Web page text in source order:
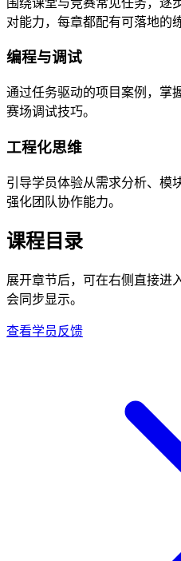
对能力，每章都配有可落地的
编程与调试
通过任务驱动的项目案例，掌
赛场调试技巧。
工程化思维
引导学员体验从需求分析、模
强化团队协作能力。
课程目录
展开章节后，可在右侧直接进
会同步显示。
查看学员反馈